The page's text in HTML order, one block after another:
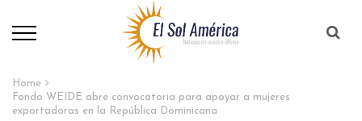
Home
Fondo WEIDE abre convocatoria para apoyar a mujeres
exportadoras en la República Dominicana